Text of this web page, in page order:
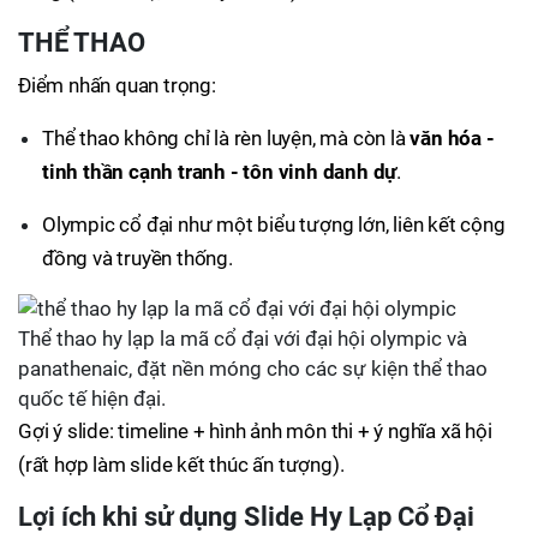
THỂ THAO
Điểm nhấn quan trọng:
Thể thao không chỉ là rèn luyện, mà còn làvăn hóa -
tinh thần cạnh tranh - tôn vinh danh dự.
Olympic cổ đại như một biểu tượng lớn, liên kết cộng
đồng và truyền thống.
Thể thao hy lạp la mã cổ đại với đại hội olympic và
panathenaic, đặt nền móng cho các sự kiện thể thao
quốc tế hiện đại.
Gợi ý slide: timeline + hình ảnh môn thi + ý nghĩa xã hội
(rất hợp làm slide kết thúc ấn tượng).
Lợi ích khi sử dụng Slide Hy Lạp Cổ Đại